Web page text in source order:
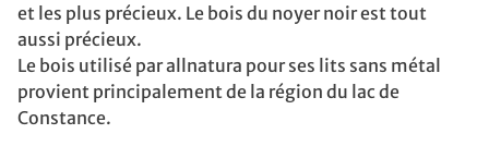
et les plus précieux. Le bois du noyer noir est tout
aussi précieux.
Le bois utilisé par allnatura pour ses lits sans métal
provient principalement de la région du lac de
Constance.